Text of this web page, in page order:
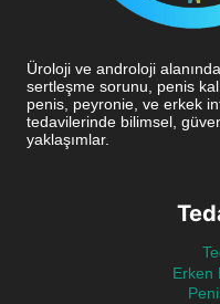
Üroloji ve androloji
sertleşme sorunu, penis
penis, peyronie, ve erkek
tedavilerinde bilimsel,
yaklaşımlar.
Erken